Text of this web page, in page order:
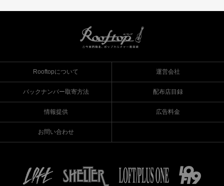
Rooftopについて 運営会社
バックナンバー取寄方法 配布店目録
情報提供 広告料金
お問い合わせ